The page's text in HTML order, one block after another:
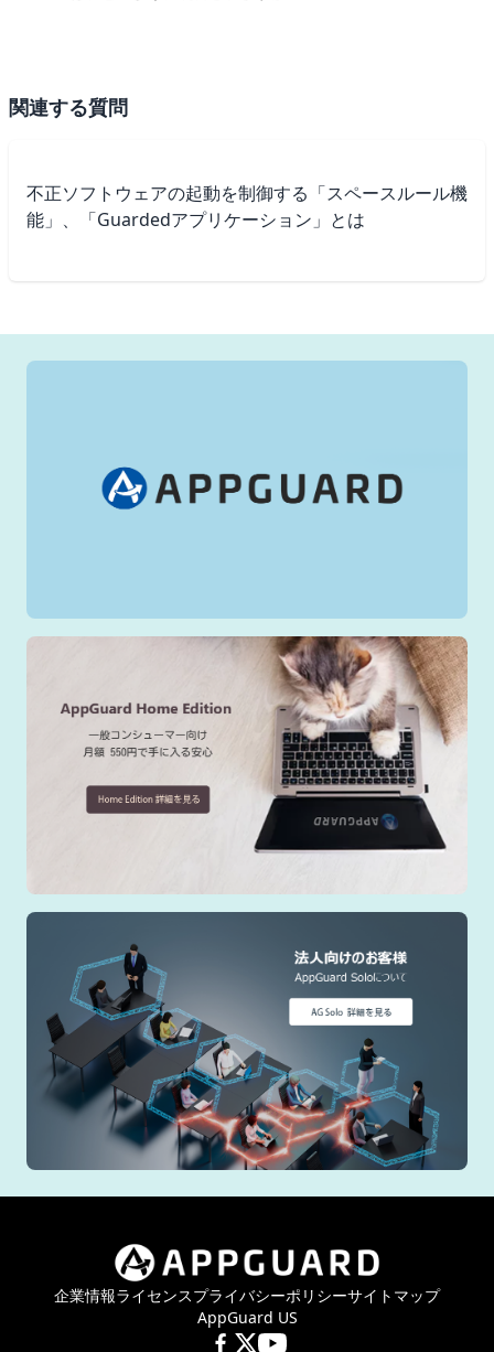
関連する質問
不正ソフトウェアの起動を制御する「スペースルール機
能」、「Guardedアプリケーション」とは
企業情報ライセンスプライバシーポリシーサイトマップ
AppGuard US